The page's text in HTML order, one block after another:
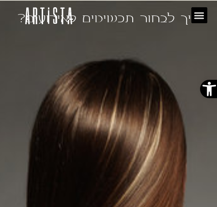
פתח סרגל נגישות
איך לבחור תכשיטים לאירועים?